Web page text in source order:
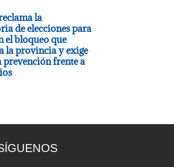
la
de elecciones para
el bloqueo que
la provincia y exige
frente a